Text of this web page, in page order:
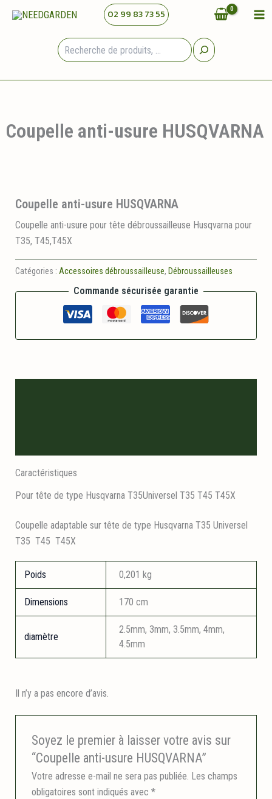
02 99 83 73 55
Coupelle anti-usure HUSQVARNA
Coupelle anti-usure HUSQVARNA
Coupelle anti-usure pour tête débroussailleuse Husqvarna pour
T35, T45,T45X
Catégories : Accessoires débroussailleuse, Débroussailleuses
Commande sécurisée garantie
Caractéristiques
Pour tête de type Husqvarna T35Universel T35 T45 T45X
Coupelle adaptable sur tête de type Husqvarna T35 Universel
T35 T45 T45X
Poids 0,201 kg
Dimensions 170 cm
diamètre
2.5mm, 3mm, 3.5mm, 4mm,
4.5mm
Il n’y a pas encore d’avis.
Soyez le premier à laisser votre avis sur
“Coupelle anti-usure HUSQVARNA”
Votre adresse e-mail ne sera pas publiée. Les champs
obligatoires sont indiqués avec*